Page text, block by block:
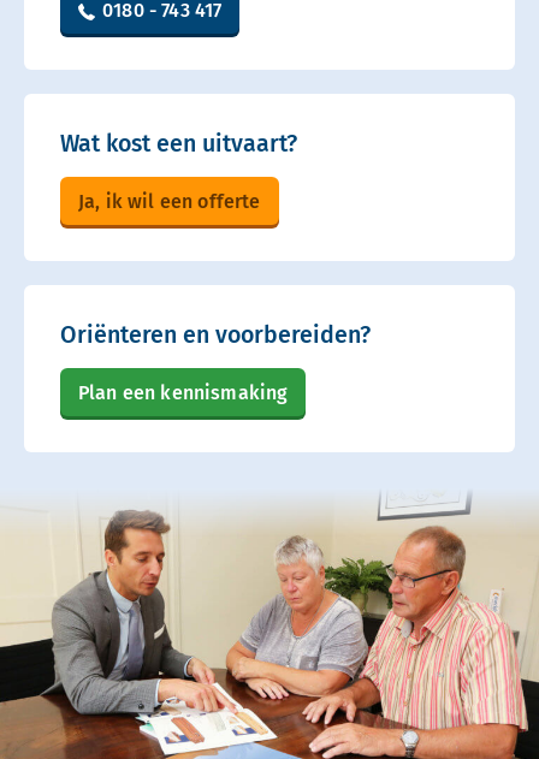
0180 - 743 417
Wat kost een uitvaart?
Ja, ik wil een offerte
Oriënteren en voorbereiden?
Plan een kennismaking